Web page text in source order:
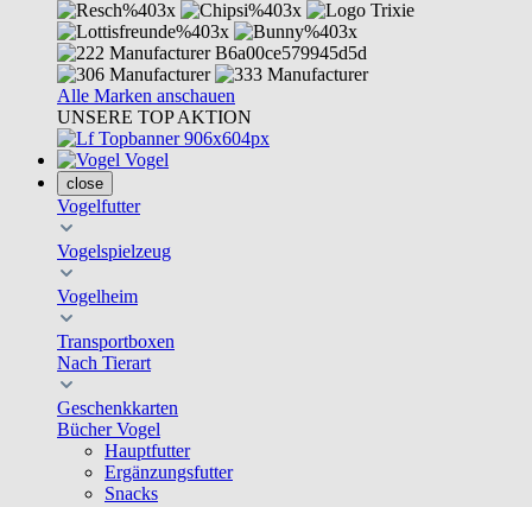
Alle Marken anschauen
UNSERE TOP AKTION
Vogel
close
Vogelfutter
Vogelspielzeug
Vogelheim
Transportboxen
Nach Tierart
Geschenkkarten
Bücher Vogel
Hauptfutter
Ergänzungsfutter
Snacks